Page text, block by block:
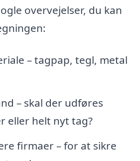
overvejelser, du kan
– tagpap, tegl, metal
– skal der udføres
eller helt nyt tag?
firmaer – for at sikre